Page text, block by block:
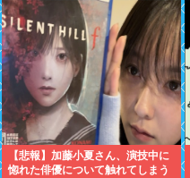
【悲報】加藤小夏さん、演技中に
惚れた俳優について触れてしまう